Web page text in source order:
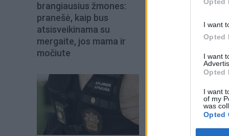
I want
Opted
I want
Opted
I want
of my
was
Opted
brangiausius žmones:
pranešė, kaip bus
atsisveikinama su
mergaite, jos mama ir
močiute